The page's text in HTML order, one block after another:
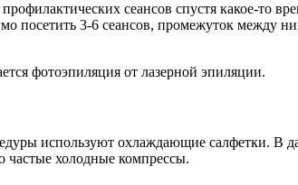
сеансов спустя какое-то
посетить 3-6 сеансов, промежуток между
фотоэпиляция от лазерной эпиляции.
используют охлаждающие салфетки. В
частые холодные компрессы.